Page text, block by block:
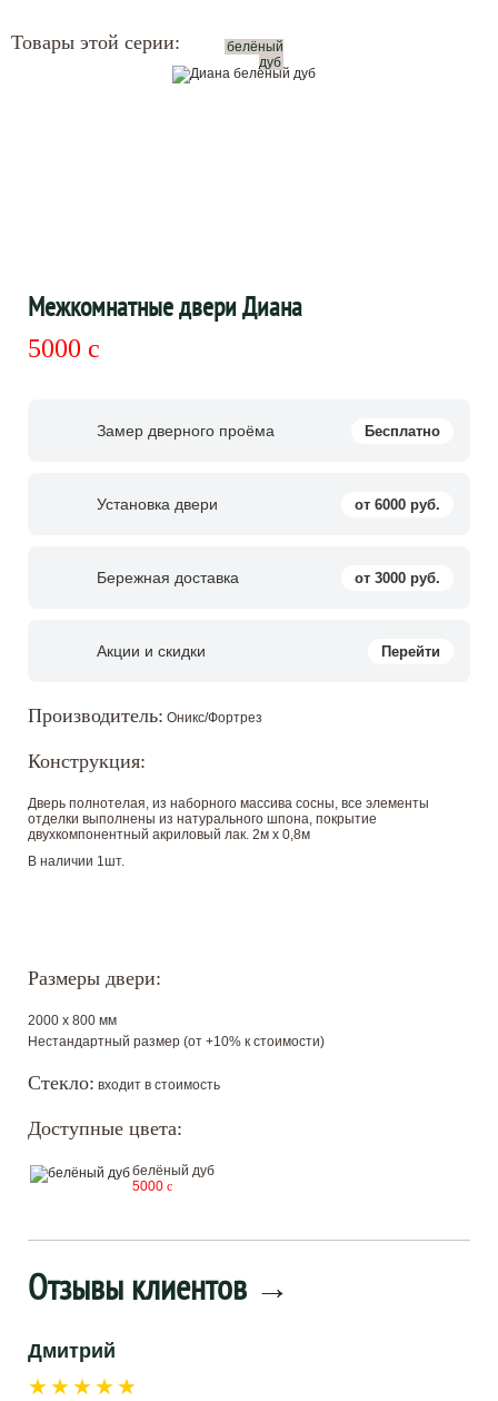
Товары этой серии:
белёный
дуб
Межкомнатные двери Диана
5000 c
Замер дверного проёма Бесплатно
Установка двери от 6000 руб.
Бережная доставка от 3000 руб.
Акции и скидки Перейти
Производитель: Оникс/Фортрез
Конструкция:
Дверь полнотелая, из наборного массива сосны, все элементы
отделки выполнены из натурального шпона, покрытие
двухкомпонентный акриловый лак. 2м х 0,8м
В наличии 1шт.
Размеры двери:
2000 х 800 мм
Нестандартный размер (от +10% к стоимости)
Стекло: входит в стоимость
Доступные цвета:
белёный дуб
5000 c
Отзывы клиентов →
Дмитрий
★★★★★